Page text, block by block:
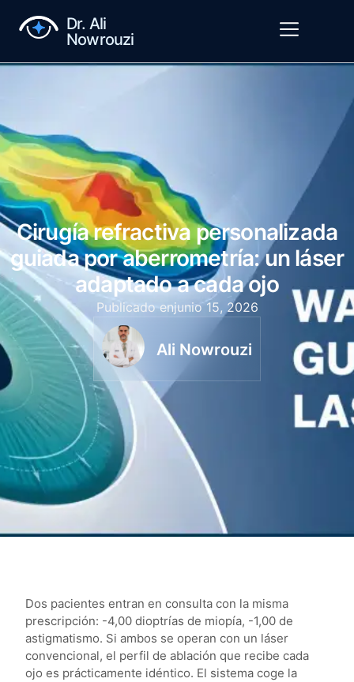
Dr. Ali
Nowrouzi
Cirugía refractiva personalizada
guiada por aberrometría: un láser
adaptado a cada ojo
Publicado enjunio 15, 2026
Ali Nowrouzi
Dos pacientes entran en consulta con la misma
prescripción: -4,00 dioptrías de miopía, -1,00 de
astigmatismo. Si ambos se operan con un láser
convencional, el perfil de ablación que recibe cada
ojo es prácticamente idéntico. El sistema coge la